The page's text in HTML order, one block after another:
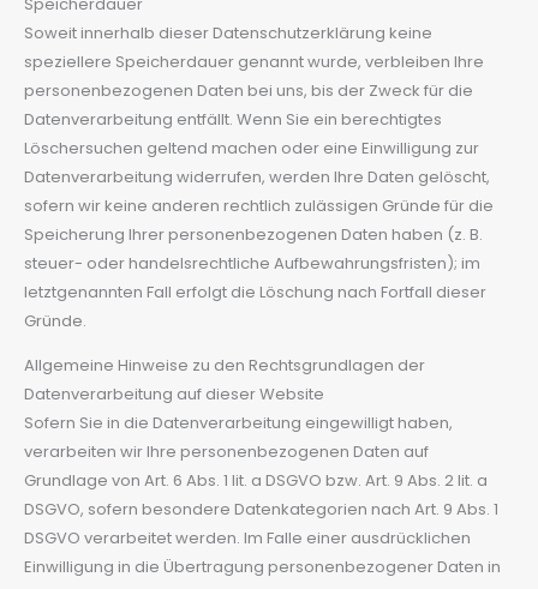
Soweit innerhalb dieser Datenschutzerklärung keine
speziellere Speicherdauer genannt wurde, verbleiben Ihre
personenbezogenen Daten bei uns, bis der Zweck für die
Datenverarbeitung entfällt. Wenn Sie ein berechtigtes
Löschersuchen geltend machen oder eine Einwilligung zur
Datenverarbeitung widerrufen, werden Ihre Daten gelöscht,
sofern wir keine anderen rechtlich zulässigen Gründe für die
Speicherung Ihrer personenbezogenen Daten haben (z. B.
steuer- oder handelsrechtliche Aufbewahrungsfristen); im
letztgenannten Fall erfolgt die Löschung nach Fortfall dieser
Gründe.
Allgemeine Hinweise zu den Rechtsgrundlagen der
Datenverarbeitung auf dieser Website
Sofern Sie in die Datenverarbeitung eingewilligt haben,
verarbeiten wir Ihre personenbezogenen Daten auf
Grundlage von Art. 6 Abs. 1 lit. a DSGVO bzw. Art. 9 Abs. 2 lit. a
DSGVO, sofern besondere Datenkategorien nach Art. 9 Abs. 1
DSGVO verarbeitet werden. Im Falle einer ausdrücklichen
Einwilligung in die Übertragung personenbezogener Daten in